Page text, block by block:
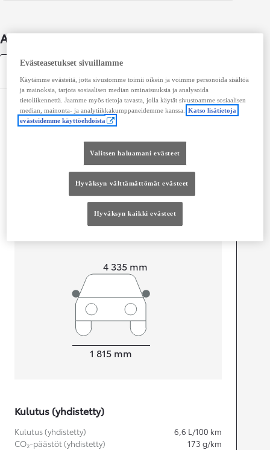
Auton lisätiedot
Mitat ja tilavuus
Pituus
4 335 mm
Leveys
1 815 mm
Kulutus (yhdistetty)
Kulutus (yhdistetty) 6,6 L/100 km
CO₂-päästöt (yhdistetty)
173 g/km
Evästeasetukset sivuillamme
Käytämme evästeitä, jotta sivustomme toimii oikein ja voimme personoida sisältöä
ja mainoksia, tarjota sosiaalisen median ominaisuuksia ja analysoida
tietoliikennettä. Jaamme myös tietoja tavasta, jolla käytät sivustoamme sosiaalisen
median, mainonta- ja analytiikkakumppaneidemme kanssa.
Katso lisätietoja
evästeidemme käyttöehdoista
Valitsen haluamani evästeet
Hyväksyn välttämättömät evästeet
Hyväksyn kaikki evästeet